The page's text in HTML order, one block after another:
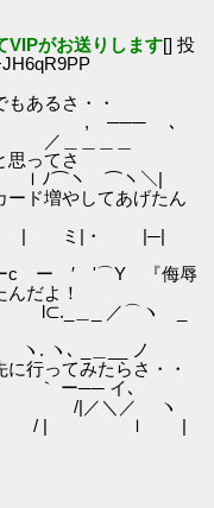
VIPがお送りします[] 投
あるさ・・
､
＿＿
ってさ
ヽ ⌒ヽ＼|
ド増やしてあげたん
| ミ|・ |─|
ー ′ '⌒Y 『侮辱
だよ！
_ ／⌒ヽ _
､ _＿__ ノ
行ってみたらさ・・
ー── イ､
/ /|／＼／ ヽ
ヽ / | ｌ |
l